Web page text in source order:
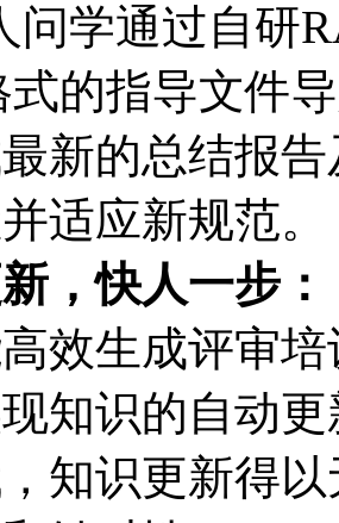
问学通过自研
式的指导文件
新的总结报
适应新规范。
，快人一步：
效生成评审
知识的自动
知识更新得